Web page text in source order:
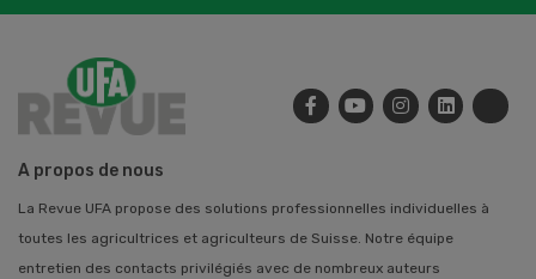
A propos de nous
La Revue UFA propose des solutions professionnelles individuelles à
toutes les agricultrices et agriculteurs de Suisse. Notre équipe
entretien des contacts privilégiés avec de nombreux auteurs